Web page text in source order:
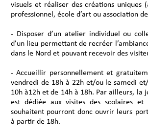
visuels et réaliser des créations uniques
professionnel, école d’art ou association
- Disposer d’un atelier individuel ou
d’un lieu permettant de recréer
dans le Nord et pouvant recevoir des
- Accueillir personnellement et
vendredi de 18h à 22h et/ou le samedi
10h à12h et de 14h à 18h. Par ailleurs, la
est dédiée aux visites des scolaires
souhaitent pourront donc ouvrir leurs
à partir de 18h.